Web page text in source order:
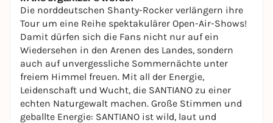
Die norddeutschen Shanty-Rocker verlängern ihre
Tour um eine Reihe spektakulärer Open-Air-Shows!
Damit dürfen sich die Fans nicht nur auf ein
Wiedersehen in den Arenen des Landes, sondern
auch auf unvergessliche Sommernächte unter
freiem Himmel freuen. Mit all der Energie,
Leidenschaft und Wucht, die SANTIANO zu einer
echten Naturgewalt machen. Große Stimmen und
geballte Energie: SANTIANO ist wild, laut und